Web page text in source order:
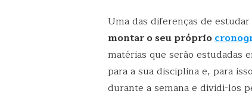
Uma das diferenças de
montar o seu próprio
matérias que serão estudadas
para a sua disciplina e, para
durante a semana e dividi-los